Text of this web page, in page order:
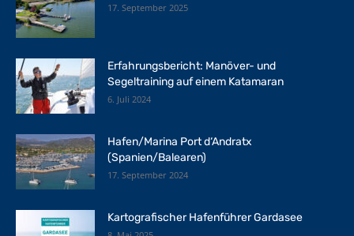
17. September 2025
Erfahrungsbericht: Manöver- und
Segeltraining auf einem Katamaran
6. Juli 2024
Hafen/Marina Port d‘Andratx
(Spanien/Balearen)
17. September 2024
Kartografischer Hafenführer Gardasee